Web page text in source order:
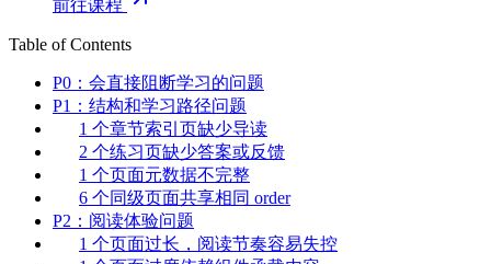
前往课程
Table of Contents
P0：会直接阻断学习的问题
P1：结构和学习路径问题
1 个章节索引页缺少导读
2 个练习页缺少答案或反馈
1 个页面元数据不完整
6 个同级页面共享相同 order
P2：阅读体验问题
1 个页面过长，阅读节奏容易失控